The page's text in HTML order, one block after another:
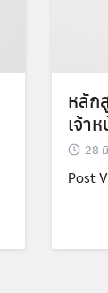
หลัก
เจ้า
28
Post